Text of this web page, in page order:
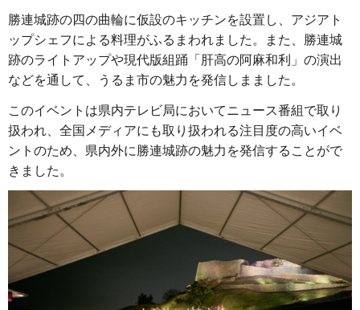
勝連城跡の四の曲輪に仮設のキッチンを設置し、アジアト
ップシェフによる料理がふるまわれました。また、勝連城
跡のライトアップや現代版組踊「肝高の阿麻和利」の演出
などを通して、うるま市の魅力を発信しまました。
このイベントは県内テレビ局においてニュース番組で取り
扱われ、全国メディアにも取り扱われる注目度の高いイベ
ントのため、県内外に勝連城跡の魅力を発信することがで
きました。